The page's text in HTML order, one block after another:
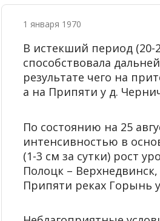
1 января 1970
В истекший период (20-
способствовала
результате чего на
а на Припяти у д.
По состоянию на 25
интенсивностью в
(1-3 см за сутки) рост
Полоцк –
Припяти реках Горынь